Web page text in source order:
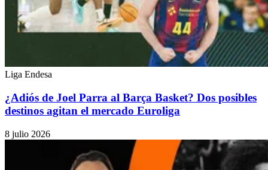
Liga Endesa
¿Adiós de Joel Parra al Barça Basket? Dos posibles
destinos agitan el mercado Euroliga
8 julio 2026